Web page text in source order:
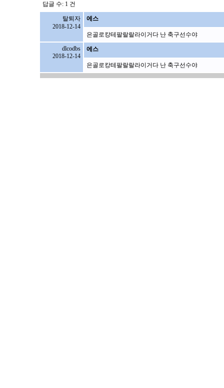
답글 수: 1 건
탈퇴자
2018-12-14
에스
은골로캉테팔랄랄라이거다 난 축구선수야
dlcodbs
2018-12-14
에스
은골로캉테팔랄랄라이거다 난 축구선수야